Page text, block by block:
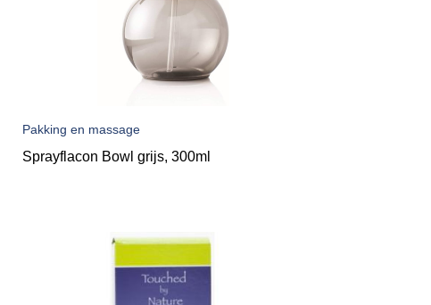
Pakking en massage
Sprayflacon Bowl grijs, 300ml